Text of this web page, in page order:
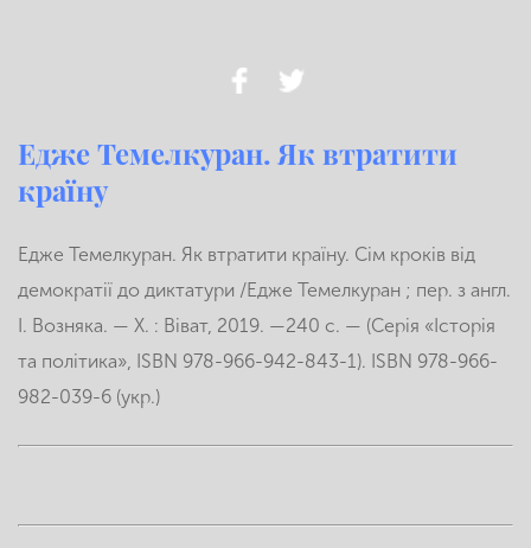
Едже Темелкуран. Як втратити
країну
Едже Темелкуран. Як втратити країну. Сім кроків від
демократії до диктатури /Едже Темелкуран ; пер. з англ.
І. Возняка. — Х. : Віват, 2019. —240 с. — (Серія «Історія
та політика», ISBN 978-966-942-843-1). ISBN 978-966-
982-039-6 (укр.)